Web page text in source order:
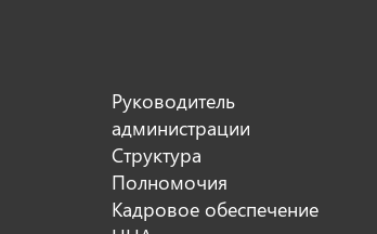
Руководитель
администрации
Структура
Полномочия
Кадровое обеспечение